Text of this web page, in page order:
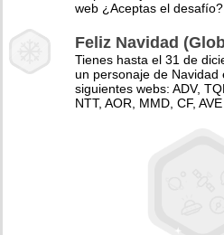
web ¿Aceptas el desafío?
Feliz Navidad
Tienes hasta el 31 de
un personaje de Navidad
siguientes webs: ADV,
NTT, AOR, MMD, CF, AVE